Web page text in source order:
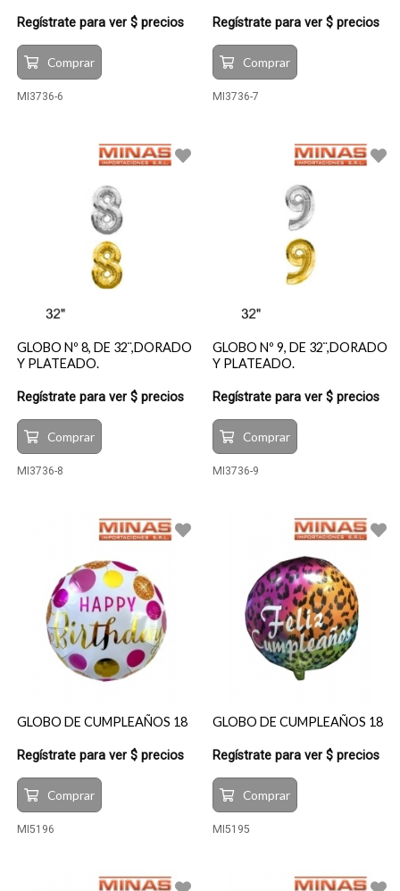
Regístrate para ver $ precios
Comprar
MI3736-6
Regístrate para ver $ precios
Comprar
MI3736-7
GLOBO Nº 8, DE 32¨,DORADO
Y PLATEADO.
Regístrate para ver $ precios
Comprar
MI3736-8
GLOBO Nº 9, DE 32¨,DORADO
Y PLATEADO.
Regístrate para ver $ precios
Comprar
MI3736-9
GLOBO DE CUMPLEAÑOS 18
Regístrate para ver $ precios
Comprar
MI5196
GLOBO DE CUMPLEAÑOS 18
Regístrate para ver $ precios
Comprar
MI5195